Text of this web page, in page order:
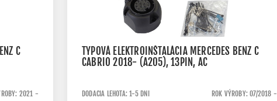
C
2021 -
TYPOVÁ ELEKTROINŠTALÁCIA MERCEDES BENZ C
CABRIO 2018- (A205), 13PIN, AC
DODACIA LEHOTA: 1-5 DNI
ROK VÝROBY: 07/2018 -